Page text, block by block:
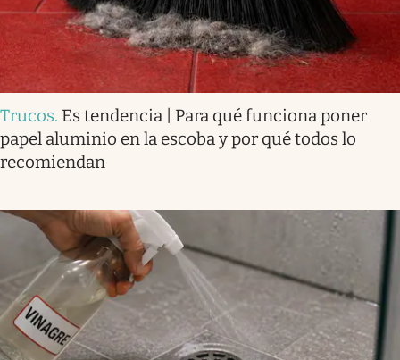
Trucos. Es tendencia | Para qué funciona poner
papel aluminio en la escoba y por qué todos lo
recomiendan